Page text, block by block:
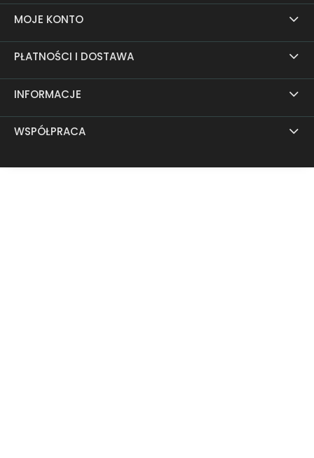
MOJE KONTO
PŁATNOŚCI I DOSTAWA
INFORMACJE
WSPÓŁPRACA